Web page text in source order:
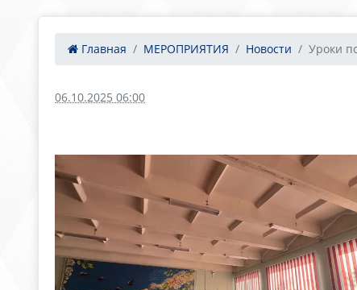
Главная МЕРОПРИЯТИЯ Новости Уроки
06.10.2025 06:00